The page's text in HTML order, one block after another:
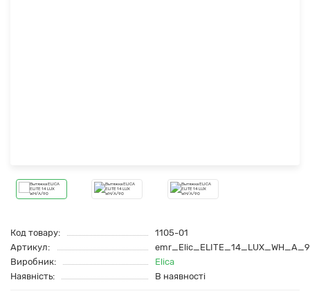
Код товару:
1105-01
Артикул:
Виробник:
Elica
Наявність:
В наявності